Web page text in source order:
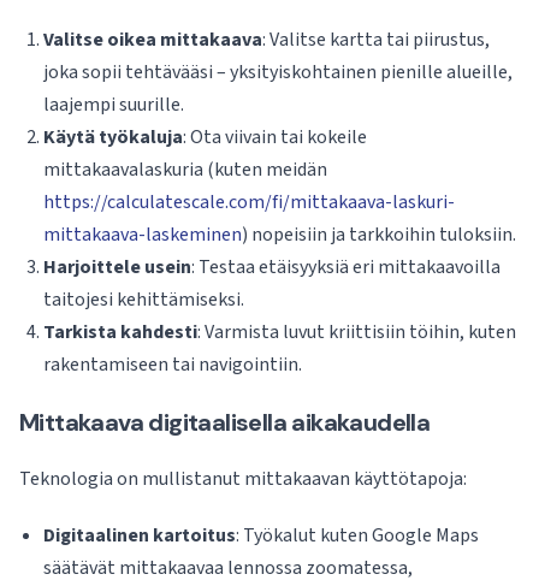
Valitse oikea mittakaava: Valitse kartta tai piirustus,
joka sopii tehtävääsi – yksityiskohtainen pienille alueille,
laajempi suurille.
Käytä työkaluja: Ota viivain tai kokeile
mittakaavalaskuria (kuten meidän
https://calculatescale.com/fi/mittakaava-laskuri-
mittakaava-laskeminen) nopeisiin ja tarkkoihin tuloksiin.
Harjoittele usein: Testaa etäisyyksiä eri mittakaavoilla
taitojesi kehittämiseksi.
Tarkista kahdesti: Varmista luvut kriittisiin töihin, kuten
rakentamiseen tai navigointiin.
Mittakaava digitaalisella aikakaudella
Teknologia on mullistanut mittakaavan käyttötapoja:
Digitaalinen kartoitus: Työkalut kuten Google Maps
säätävät mittakaavaa lennossa zoomatessa,